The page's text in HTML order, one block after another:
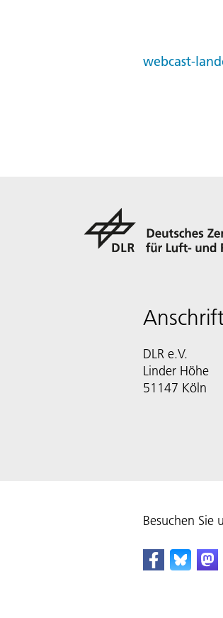
webcast-
DLR e.V.
Linder Höhe
51147 Köln
Besuchen Sie